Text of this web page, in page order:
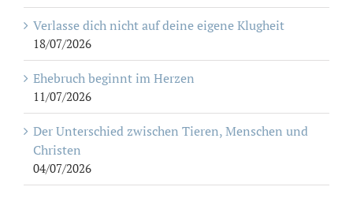
Verlasse dich nicht auf deine eigene Klugheit
18/07/2026
Ehebruch beginnt im Herzen
11/07/2026
Der Unterschied zwischen Tieren, Menschen und
Christen
04/07/2026